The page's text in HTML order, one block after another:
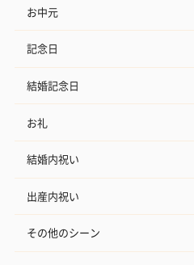
お中元
記念日
結婚記念日
お礼
結婚内祝い
出産内祝い
その他のシーン